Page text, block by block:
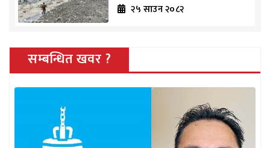
२५ साउन २०८२
सम्बन्धित खवर ?